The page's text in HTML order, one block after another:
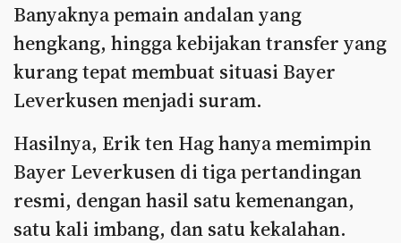
Banyaknya pemain andalan yang
hengkang, hingga kebijakan transfer yang
kurang tepat membuat situasi Bayer
Leverkusen menjadi suram.
Hasilnya, Erik ten Hag hanya memimpin
Bayer Leverkusen di tiga pertandingan
resmi, dengan hasil satu kemenangan,
satu kali imbang, dan satu kekalahan.